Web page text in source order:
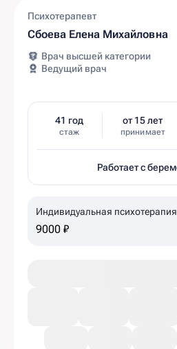
Психотерапевт
Сбоева Елена Михайловна
Врач высшей категории
Ведущий врач
41 год
стаж
от 15 лет
принимает
Работает с
Индивидуальная психотерапия
9000 ₽